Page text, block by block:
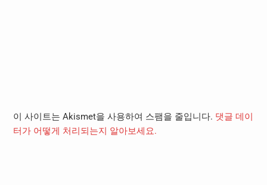
이 사이트는 Akismet을 사용하여 스팸을 줄입니다. 댓글 데이
터가 어떻게 처리되는지 알아보세요.